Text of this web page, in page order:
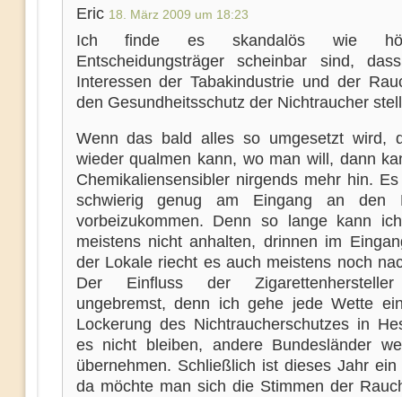
Eric 18. März 2009 um 18:23
Ich finde es skandalös wie
Entscheidungsträger scheinbar sind,
Interessen der Tabakindustrie und der
den Gesundheitsschutz der Nichtraucher
Wenn das bald alles so umgesetzt wird,
wieder qualmen kann, wo man will, dann
Chemikaliensensibler nirgends mehr hin.
schwierig genug am Eingang an den
vorbeizukommen. Denn so lange kann
meistens nicht anhalten, drinnen im
der Lokale riecht es auch meistens noch
Der Einfluss der
ungebremst, denn ich gehe jede Wette
Lockerung des Nichtraucherschutzes in
es nicht bleiben, andere Bundesländer
übernehmen. Schließlich ist dieses Jahr ein
da möchte man sich die Stimmen der